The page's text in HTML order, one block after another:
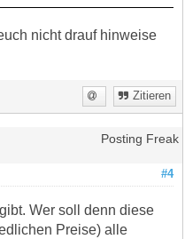
nicht drauf hinweise
Zitieren
Posting Freak
#4
Wer soll denn diese
Preise) alle